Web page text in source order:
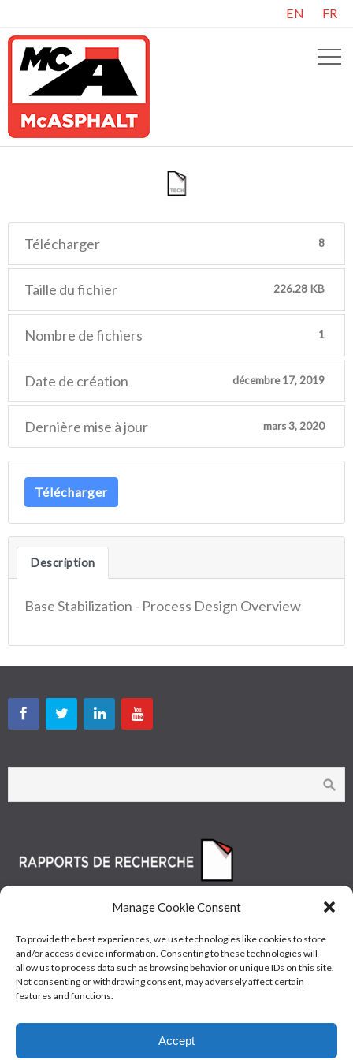
Manage Cookie Consent
To provide the best experiences, we use technologies like cookies to store
and/or access device information. Consenting to these technologies will
allow us to process data such as browsing behavior or unique IDs on this site.
Not consenting or withdrawing consent, may adversely affect certain
features and functions.
Accept
EN FR
Télécharger 8
Taille du fichier 226.28 KB
Nombre de fichiers 1
Date de création décembre 17, 2019
Dernière mise à jour mars 3, 2020
Télécharger
Description
Base Stabilization - Process Design Overview
© Les Industries McAsphalt Ltée® 2015 • ISO